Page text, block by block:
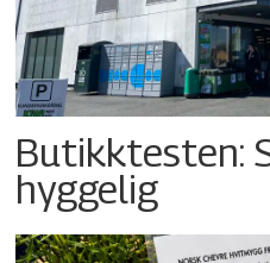
Butikktesten:
hyggelig